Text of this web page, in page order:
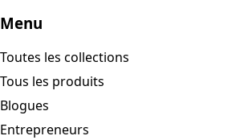
Menu
Toutes les collections
Tous les produits
Blogues
Entrepreneurs